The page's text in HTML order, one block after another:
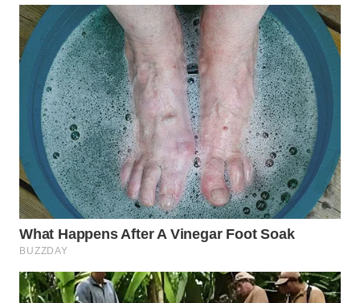
WN
PRIANGAN
TIMUR
WN
SEMARANG
WN
SOLO
WN
BOROBUDUR
MADURA